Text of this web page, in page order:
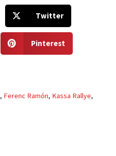
h
a
Twitter
h
a
n
Pinterest
, Ferenc Ramón, Kassa Rallye,